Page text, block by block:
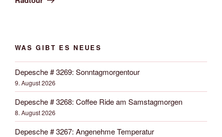
WAS GIBT ES NEUES
Depesche # 3269: Sonntagmorgentour
9. August 2026
Depesche # 3268: Coffee Ride am Samstagmorgen
8. August 2026
Depesche # 3267: Angenehme Temperatur